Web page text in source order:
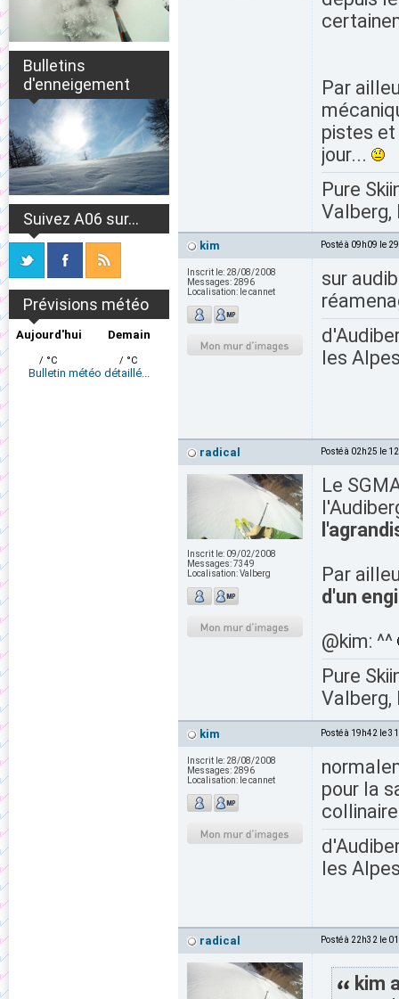
Bulletins
d'enneigement
Suivez A06 sur...
Prévisions météo
Aujourd'hui
/ °C
Demain
/ °C
Bulletin météo détaillé...
Par
pistes et
jour...
Pure
Valberg,
kim Posté à 09h09 le
Inscrit le: 28/08/2008
Messages: 2896
Localisation: le cannet
sur
les
radical Posté à 02h25 le
Inscrit le: 09/02/2008
Messages:7349
Localisation:Valberg
Le
Par
d'un
@kim: ^^
Pure
Valberg,
kim Posté à 19h42 le
Inscrit le: 28/08/2008
Messages: 2896
Localisation: le cannet
pour la
les
radical Posté à 22h32 le
kim